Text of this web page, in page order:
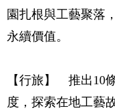
園扎根與工藝聚落
永續價值。
【行旅】 推出10
度，探索在地工藝